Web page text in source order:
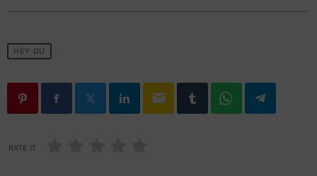
HEY DU
email
RATE IT